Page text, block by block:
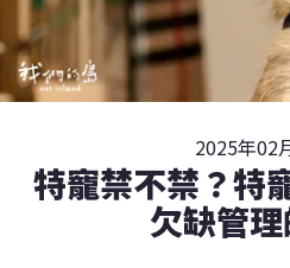
2025年02
特寵禁不禁？特
欠缺管